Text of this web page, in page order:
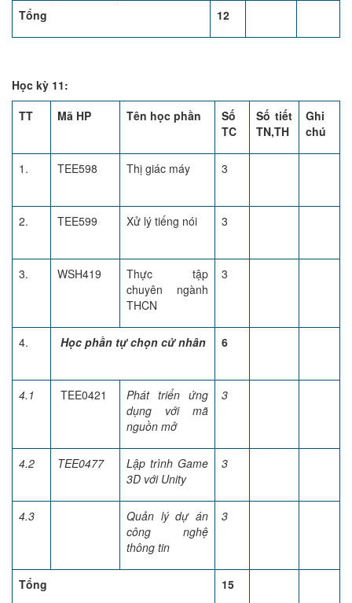
Tổng 12
Học kỳ 11:
TT
Mã HP Tên học phần
Số
TC
Số tiết
TN,TH
Ghi
chú
1. TEE598 Thị giác máy 3
2. TEE599 Xử lý tiếng nói 3
3. WSH419
Thực tập
chuyên ngành
THCN
3
4. Học phần tự chọn cử nhân 6
4.1 TEE0421
Phát triển ứng
dụng với mã
nguồn mở
3
4.2 TEE0477
Lập trình Game
3D với Unity
3
4.3
Quản lý dự án
công nghệ
thông tin
3
Tổng 15